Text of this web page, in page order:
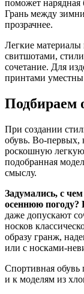
поможет нарядная
Грань между
прозрачнее.
Легкие
свитшотами,
сочетание. Для
принтами уместны
Подбираем
При создании
обувь. Во-первых,
роскошную
подобранная
смыслу.
Задумались, с
осеннюю погоду?
даже допускают
носков
образу гранж,
или с носками-
Спортивная обувь
и к моделям из